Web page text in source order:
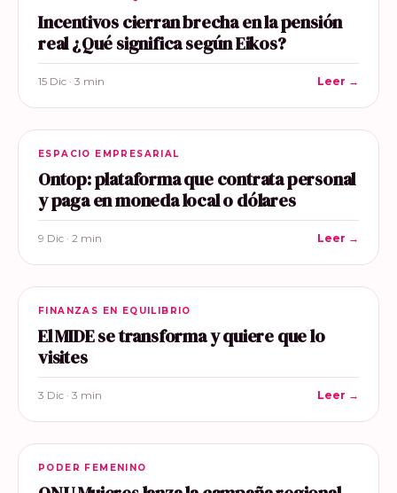
Incentivos cierran brecha en la pensión
real ¿Qué significa según Eikos?
15 Dic · 3 min Leer →
ESPACIO EMPRESARIAL
Ontop: plataforma que contrata personal
y paga en moneda local o dólares
9 Dic · 2 min Leer →
FINANZAS EN EQUILIBRIO
El MIDE se transforma y quiere que lo
visites
3 Dic · 3 min Leer →
PODER FEMENINO